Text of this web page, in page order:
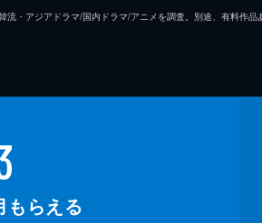
・アジアドラマ/国内ドラマ/アニメを調査。別途、有料作品
もらえる